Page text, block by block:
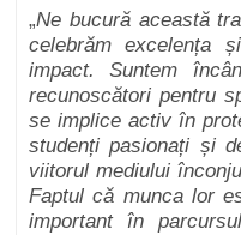
„Ne bucură această
celebrăm excelența
impact. Suntem
recunoscători pentru
se implice activ în
studenți pasionați și
viitorul mediului
Faptul că munca lor
important în